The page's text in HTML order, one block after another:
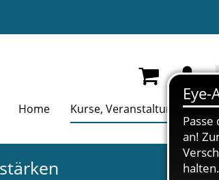
Home Kurse, Veranstaltungen